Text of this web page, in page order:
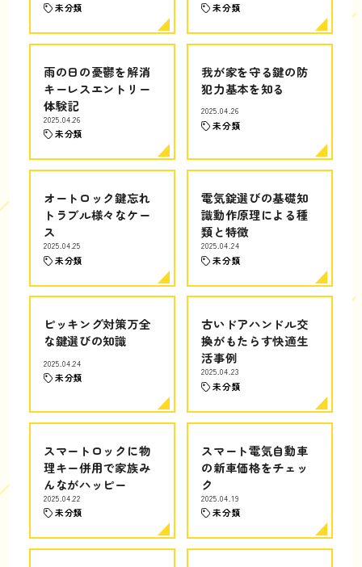
未分類 未分類
雨の日の憂鬱を解消
キーレスエントリー
体験記
2025.04.26
未分類
我が家を守る鍵の防
犯力基本を知る
2025.04.26
未分類
オートロック鍵忘れ
トラブル様々なケー
ス
2025.04.25
未分類
電気錠選びの基礎知
識動作原理による種
類と特徴
2025.04.24
未分類
ピッキング対策万全
な鍵選びの知識
2025.04.24
未分類
古いドアハンドル交
換がもたらす快適生
活事例
2025.04.23
未分類
スマートロックに物
理キー併用で家族み
んながハッピー
2025.04.22
未分類
スマート電気自動車
の新車価格をチェッ
ク
2025.04.19
未分類